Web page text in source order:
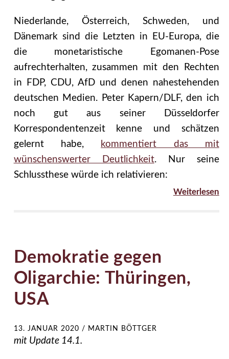
Niederlande, Österreich, Schweden, und
Dänemark sind die Letzten in EU-Europa, die
die monetaristische Egomanen-Pose
aufrechterhalten, zusammen mit den Rechten
in FDP, CDU, AfD und denen nahestehenden
deutschen Medien. Peter Kapern/DLF, den ich
noch gut aus seiner Düsseldorfer
Korrespondentenzeit kenne und schätzen
gelernt habe,
kommentiert das mit
wünschenswerter Deutlichkeit. Nur seine
Schlussthese würde ich relativieren:
Weiterlesen
Demokratie gegen
Oligarchie: Thüringen,
USA
13. JANUAR 2020 / MARTIN BÖTTGER
mit Update 14.1.